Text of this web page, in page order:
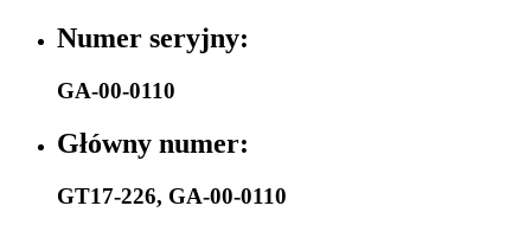
Numer seryjny:
GA-00-0110
Główny numer:
GT17-226, GA-00-0110